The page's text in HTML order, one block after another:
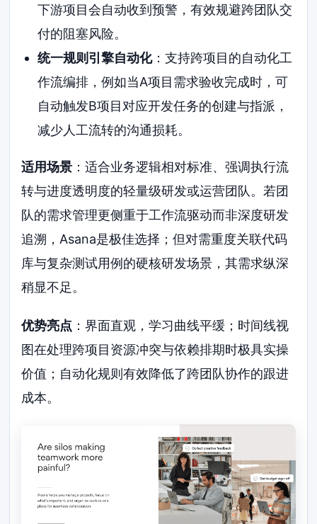
下游项目会自动收到预警，有效规避跨团队交
付的阻塞风险。
统一规则引擎自动化：支持跨项目的自动化工
作流编排，例如当A项目需求验收完成时，可
自动触发B项目对应开发任务的创建与指派，
减少人工流转的沟通损耗。
适用场景 ：适合业务逻辑相对标准、强调执行流
转与进度透明度的轻量级研发或运营团队。若团
队的需求管理更侧重于工作流驱动而非深度研发
追溯，Asana是极佳选择；但对需重度关联代码
库与复杂测试用例的硬核研发场景，其需求纵深
稍显不足。
优势亮点 ：界面直观，学习曲线平缓；时间线视
图在处理跨项目资源冲突与依赖排期时极具实操
价值；自动化规则有效降低了跨团队协作的跟进
成本。